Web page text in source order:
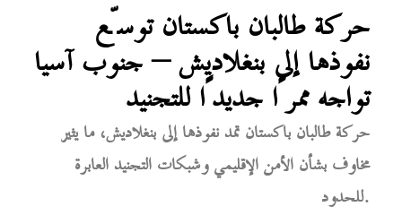
حركة طالبان باكستان توسّع
نفوذها إلى بنغلاديش – جنوب آسيا
تواجه ممرًا جديدًا للتجنيد
حركة طالبان باكستان تمد نفوذها إلى بنغلاديش، ما يثير
مخاوف بشأن الأمن الإقليمي وشبكات التجنيد العابرة
للحدود.